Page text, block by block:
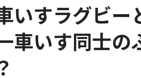
いすラグビー
車いす同士の